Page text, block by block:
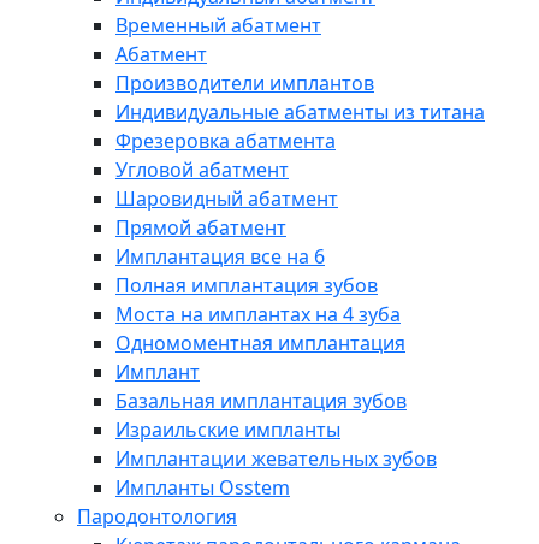
Временный абатмент
Абатмент
Производители имплантов
Индивидуальные абатменты из титана
Фрезеровка абатмента
Угловой абатмент
Шаровидный абатмент
Прямой абатмент
Имплантация все на 6
Полная имплантация зубов
Моста на имплантах на 4 зуба
Одномоментная имплантация
Имплант
Базальная имплантация зубов
Израильские импланты
Имплантации жевательных зубов
Импланты Osstem
Пародонтология